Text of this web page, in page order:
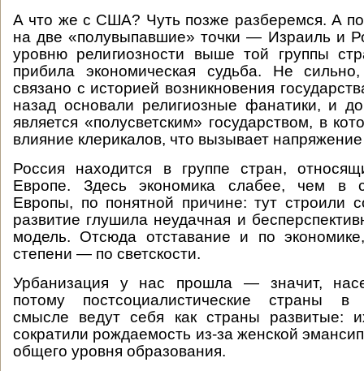
А что же с США? Чуть позже разберемся. А
на две «полувыпавшие» точки — Израиль и
уровню религиозности выше той группы
прибила экономическая судьба. Не
связано с историей возникновения
назад основали религиозные фанатики, и
является «полусветским» государством, в
влияние клерикалов, что вызывает
Россия находится в группе стран,
Европе. Здесь экономика слабее, чем в
Европы, по понятной причине: тут строили
развитие глушила неудачная и
модель. Отсюда отставание и по
степени — по светскости.
Урбанизация у нас прошла — значит,
потому постсоциалистические страны в
смысле ведут себя как страны развитые:
сократили рождаемость из-за женской
общего уровня образования.